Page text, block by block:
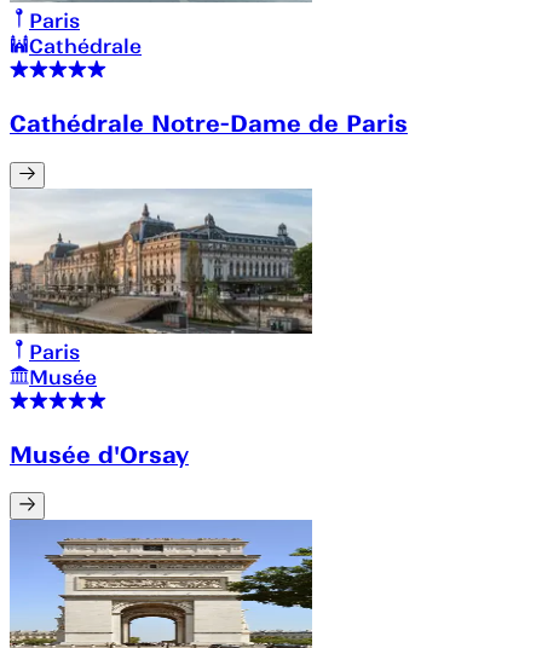
Paris
Cathédrale
Cathédrale Notre-Dame de Paris
Paris
Musée
Musée d'Orsay